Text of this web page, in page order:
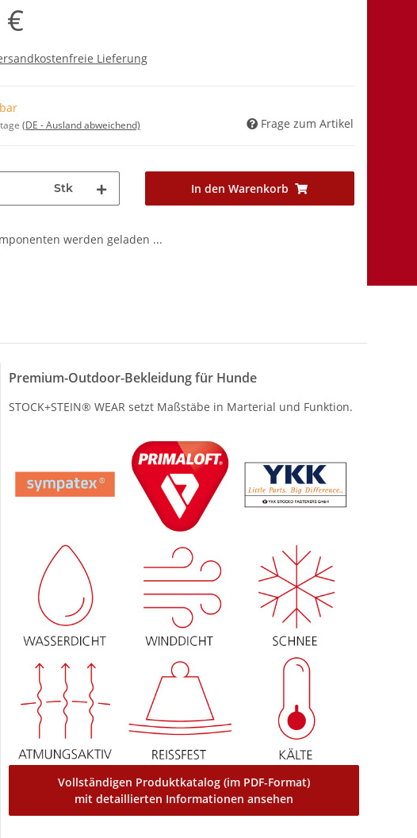
€
Lieferung
(DE - Ausland abweichend) Frage zum Artikel
Stk In den Warenkorb
werden geladen ...
Premium-Outdoor-Bekleidung für Hunde
STOCK+STEIN® WEAR setzt Maßstäbe in Marterial und Funktion.
Vollständigen Produktkatalog (im PDF-Format)
mit detaillierten Informationen ansehen